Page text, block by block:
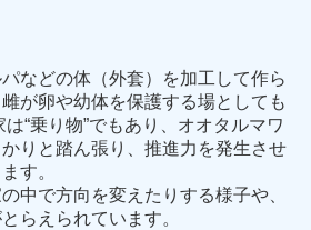
パなどの体（外套）を加工して作ら
が卵や幼体を保護する場としても
“乗り物”でもあり、オオタルマワ
りと踏ん張り、推進力を発生させ
す。
中で方向を変えたりする様子や、
らえられています。